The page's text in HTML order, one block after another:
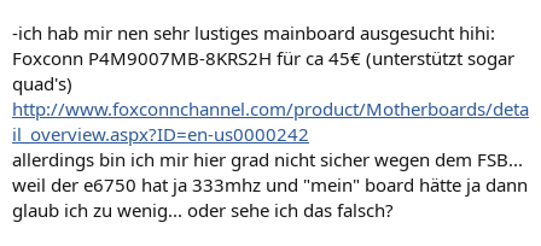
-ich hab mir nen sehr lustiges mainboard ausgesucht hihi:
Foxconn P4M9007MB-8KRS2H für ca 45€ (unterstützt sogar
quad's)
http://www.foxconnchannel.com/product/Motherboards/deta
il_overview.aspx?ID=en-us0000242
allerdings bin ich mir hier grad nicht sicher wegen dem FSB...
weil der e6750 hat ja 333mhz und "mein" board hätte ja dann
glaub ich zu wenig... oder sehe ich das falsch?